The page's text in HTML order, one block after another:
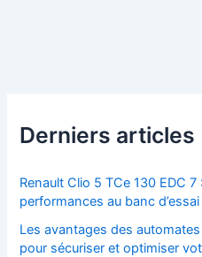
Derniers articles
Renault Clio 5 TCe 130 EDC
performances au banc
Les avantages des
pour sécuriser et optimiser